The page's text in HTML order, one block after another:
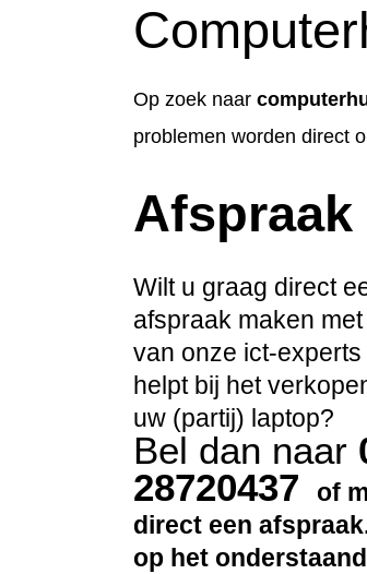
Op zoek naar
problemen worden direct
Afspraak
Wilt u graag direct
afspraak maken
van onze ict-experts
helpt bij het
uw (partij) laptop?
Bel dan naar
28720437
of
direct een
op het